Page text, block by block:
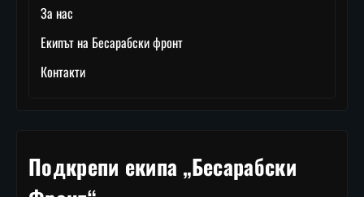
За нас
Екипът на Бесарабски фронт
Контакти
Подкрепи екипа „Бесарабски